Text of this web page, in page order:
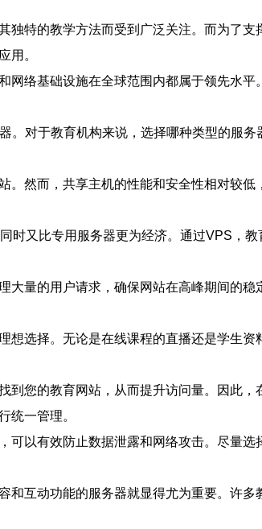
特的教学方法而受到广泛关注。而为了支
用。
络基础设施在全球范围内都属于领先水平
。对于教育机构来说，选择哪种类型的服务
然而，共享主机的性能和安全性相对较低
时又比专用服务器更为经济。通过VPS，
量的用户请求，确保网站在高峰期间的稳
选择。无论是在线课程的直播还是学生资
您的教育网站，从而提升访问量。因此，
统一管理。
以有效防止数据泄露和网络攻击。尽量选
互动功能的服务器就显得尤为重要。许多